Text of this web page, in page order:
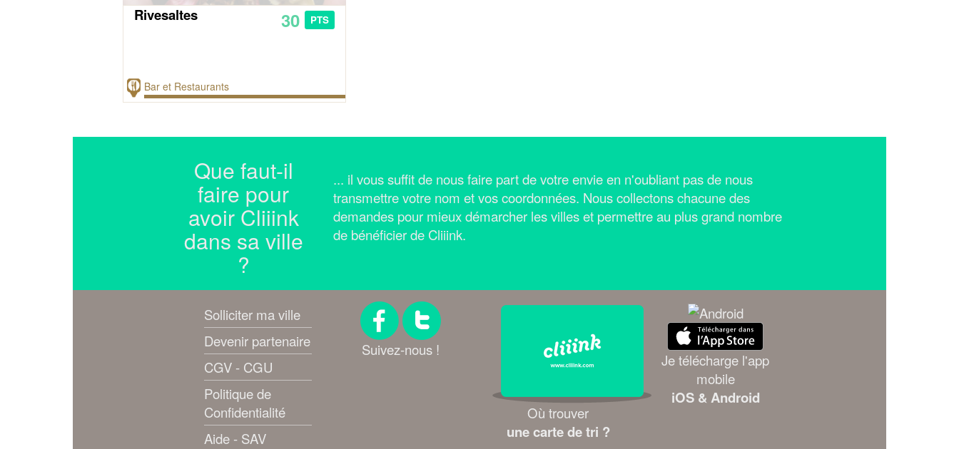
Rivesaltes 30 PTS
Bar et Restaurants
Que faut-il
faire pour
avoir Cliiink
dans sa ville
?
... il vous suffit de nous faire part de votre envie en n'oubliant pas de nous
transmettre votre nom et vos coordonnées. Nous collectons chacune des
demandes pour mieux démarcher les villes et permettre au plus grand nombre
de bénéficier de Cliiink.
Solliciter ma ville
Devenir partenaire
CGV - CGU
Politique de
Confidentialité
Aide - SAV
Suivez-nous !
Où trouver
une carte de tri ?
Je télécharge l'app
mobile
iOS & Android